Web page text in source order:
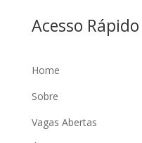
Acesso Rápido
Home
Sobre
Vagas Abertas